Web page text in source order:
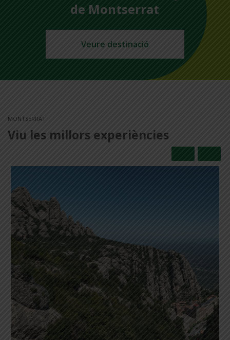
de Montserrat
Veure destinació
MONTSERRAT
Viu les millors experiències